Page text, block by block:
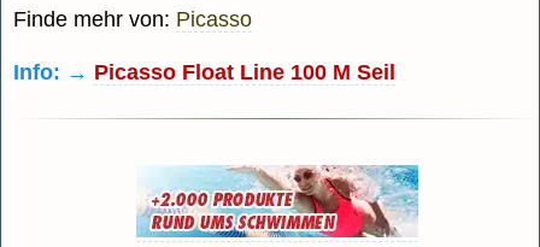
Finde mehr von: Picasso
Info: → Picasso Float Line 100 M Seil